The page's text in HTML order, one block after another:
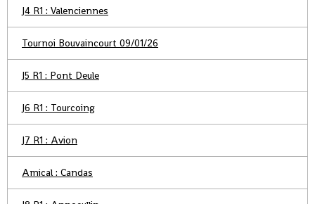
J4 R1 : Valenciennes
Tournoi Bouvaincourt 09/01/26
J5 R1 : Pont Deule
J6 R1 : Tourcoing
J7 R1 : Avion
Amical : Candas